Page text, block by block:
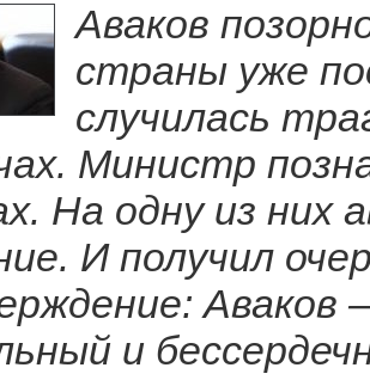
Аваков
страны уже
случилась
Министр
На одну из них
И получил
Аваков
и